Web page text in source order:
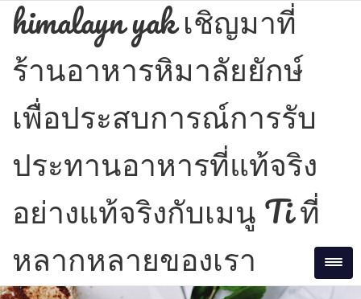
Skip
himalayn yak เชิญมาที่
ร้านอาหารหิมาลัยยักษ์
เพื่อประสบการณ์การรับ
ประทานอาหารที่แท้จริง
อย่างแท้จริงกับเมนู Ti ที่
หลากหลายของเรา